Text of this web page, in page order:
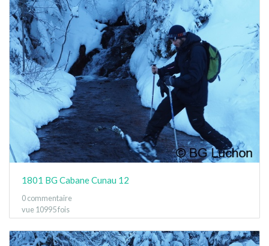
1801 BG Cabane Cunau 12
0 commentaire
vue 10995 fois